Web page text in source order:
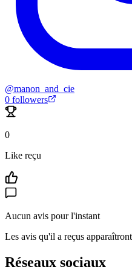
@manon_and_cie
0 followers
0
Like reçu
Aucun avis pour l'instant
Les avis qu'il a reçus
Réseaux sociaux